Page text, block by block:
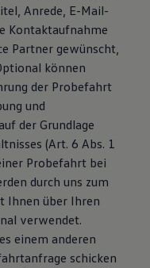
Anrede, E-Mail-
Kontaktaufnahme
Partner gewünscht,
können
der Probefahrt
und
der Grundlage
(Art. 6 Abs. 1
Probefahrt bei
durch uns zum
Ihnen über Ihren
verwendet.
einem anderen
schicken